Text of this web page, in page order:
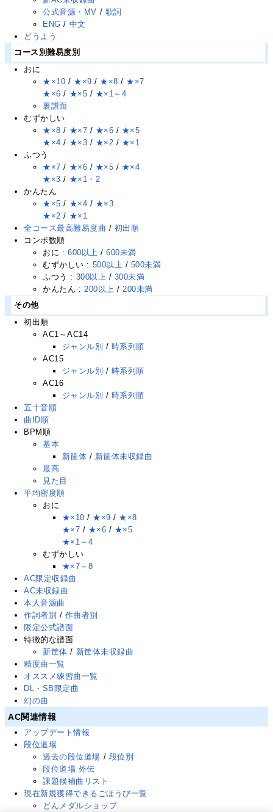
公式音源・MV / 歌詞
ENG / 中文
どうよう
コース別難易度別
おに
★×10 / ★×9 / ★×8 / ★×7
★×6 / ★×5 / ★×1～4
裏譜面
むずかしい
★×8 / ★×7 / ★×6 / ★×5
★×4 / ★×3 / ★×2 / ★×1
ふつう
★×7 / ★×6 / ★×5 / ★×4
★×3 / ★×1・2
かんたん
★×5 / ★×4 / ★×3
★×2 / ★×1
全コース最高難易度曲 / 初出順
コンボ数順
おに : 600以上 /600未満
むずかしい : 500以上 / 500未満
ふつう : 300以上 / 300未満
かんたん :200以上 /200未満
その他
初出順
AC1～AC14
ジャンル別 / 時系列順
AC15
ジャンル別 / 時系列順
AC16
ジャンル別 / 時系列順
五十音順
曲ID順
BPM順
基本
新筐体 / 新筐体未収録曲
最高
見た目
平均密度順
おに
★×10 / ★×9 / ★×8
★×7 / ★×6 / ★×5
★×1～4
むずかしい
★×7～8
AC限定収録曲
AC未収録曲
本人音源曲
作詞者別 / 作曲者別
限定公式譜面
特徴的な譜面
新筐体 / 新筐体未収録曲
精度曲一覧
オススメ練習曲一覧
DL・SB限定曲
幻の曲
AC関連情報
アップデート情報
段位道場
過去の段位道場 / 段位別
段位道場 外伝
課題候補曲リスト
現在新規獲得できるごほうび一覧
どんメダルショップ